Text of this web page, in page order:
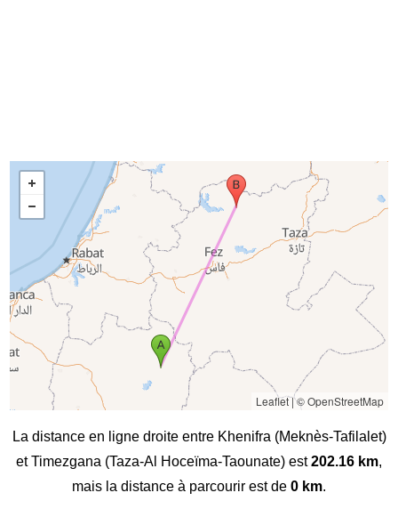
Leaflet|© OpenStreetMap
La distance en ligne droite entre Khenifra (Meknès-Tafilalet)
et Timezgana (Taza-Al Hoceïma-Taounate) est202.16 km,
mais la distance à parcourir est de 0 km.